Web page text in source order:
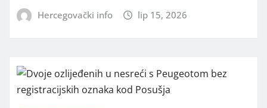
Hercegovački info lip 15, 2026